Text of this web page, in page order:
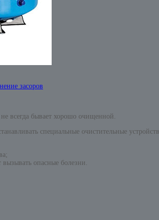
засоров
всегда бывает хорошо очищенной.
специальные очистительные
опасные болезни.